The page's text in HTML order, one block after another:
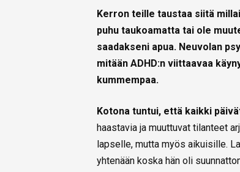
Kerron teille taustaa siitä
puhu taukoamatta tai ole
saadakseni apua. Neuvolan
mitään ADHD:n viittaavaa
kummempaa.
Kotona tuntui, että kaikki
haastavia ja muuttuvat tilanteet
lapselle, mutta myös aikuisille.
yhtenään koska hän oli